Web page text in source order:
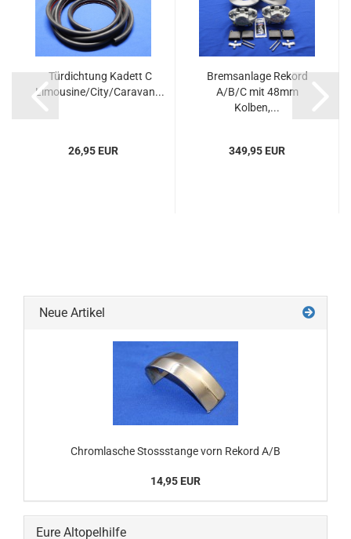
Türdichtung Kadett C
Limousine/City/Caravan...
26,95 EUR
Bremsanlage Rekord
A/B/C mit 48mm
Kolben,...
349,95 EUR
Neue Artikel
Chromlasche Stossstange vorn Rekord A/B
14,95 EUR
Eure Altopelhilfe